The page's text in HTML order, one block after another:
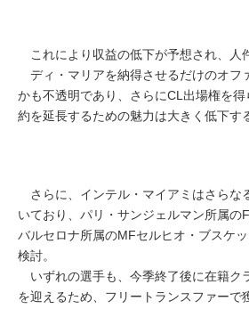
これにより収益の低下が予想され、人
ディ・マリアを納得させるだけのオフ
かも不透明であり、さらにCL出場権を
約を延長するための魅力は大きく低下す
さらに、インテル・マイアミはさらな
いており、パリ・サンジェルマン所属の
バルセロナ所属のMFセルヒオ・ブスケ
検討。
いずれの選手も、今季終了後に在籍ク
を迎えるため、フリートランスファーで